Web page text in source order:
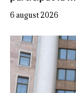
6 august 2026